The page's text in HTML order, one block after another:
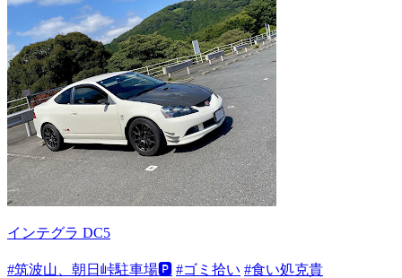
インテグラ DC5
#筑波山、朝日峠駐車場🅿️ #ゴミ拾い #食い処克貴